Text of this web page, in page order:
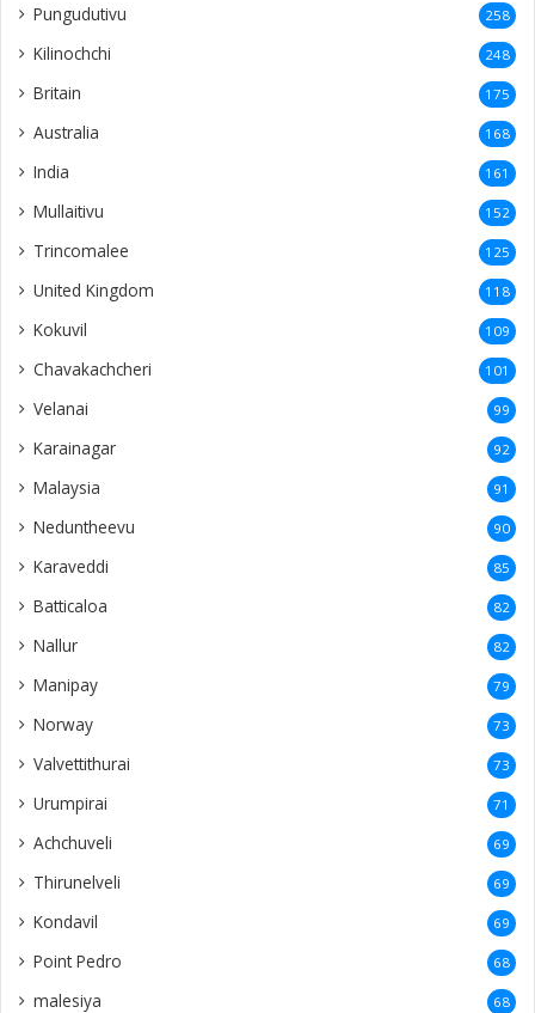
Pungudutivu 258
Kilinochchi 248
Britain 175
Australia 168
India 161
Mullaitivu 152
Trincomalee 125
United Kingdom 118
Kokuvil 109
Chavakachcheri 101
Velanai 99
Karainagar 92
Malaysia 91
Neduntheevu 90
Karaveddi 85
Batticaloa 82
Nallur 82
Manipay 79
Norway 73
Valvettithurai 73
Urumpirai 71
Achchuveli 69
Thirunelveli 69
Kondavil 69
Point Pedro 68
malesiya 68